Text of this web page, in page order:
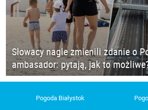
Słowacy nagle zmienili zdanie o
ambasador: pytają, jak to
Pogoda Białystok